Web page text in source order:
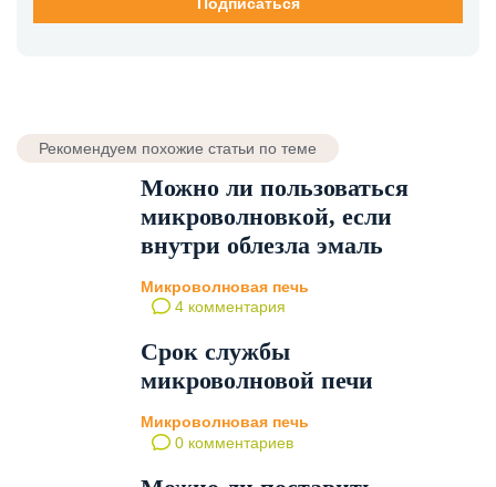
Рекомендуем похожие статьи по теме
Можно ли пользоваться
микроволновкой, если
внутри облезла эмаль
Микроволновая печь
4 комментария
Срок службы
микроволновой печи
Микроволновая печь
0 комментариев